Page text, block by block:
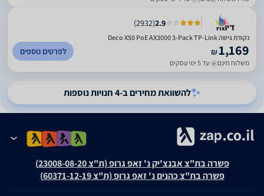
2.9
(
2932
)
‏נקודת גישה Deco X50 PoE AX3000 3-Pack TP-Link
₪1,169
משלוח חינם עד 5 ימי עסקים
לפרטים נוספים
להשוואת מחירים ב-4 חנויות נוספות
פשרה בת"צ אבנצ'יק נ' זאפ גרופ (ת"צ 23008-08-20)
פשרה בת"צ כהנים נ' זאפ גרופ (ת"צ 60371-12-19)